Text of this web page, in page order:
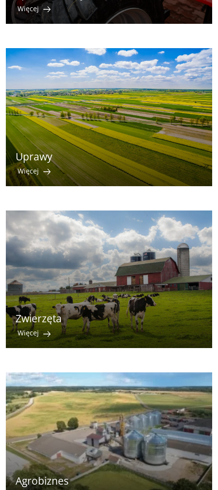
Więcej
Uprawy
Więcej
Zwierzęta
Więcej
Agrobiznes